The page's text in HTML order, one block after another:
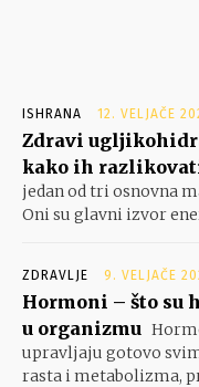
ISHRANA 12. VELJAČE
Zdravi
kako ih
jedan od tri osnovna
Oni su glavni izvor
ZDRAVLJE 9. VELJAČE
Hormoni – što su
u organizmu
upravljaju gotovo
rasta i metabolizma,